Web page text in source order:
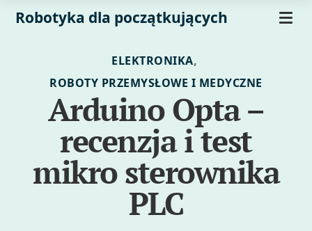
Robotyka dla początkujących
ELEKTRONIKA,
ROBOTY PRZEMYSŁOWE I MEDYCZNE
Arduino Opta –
recenzja i test
mikro sterownika
PLC